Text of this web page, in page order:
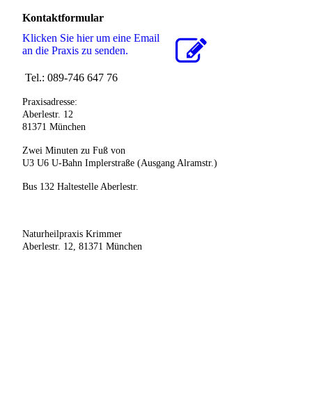
Kontaktformular
Klicken Sie hier um eine Email
an die Praxis zu senden.
Tel.: 089-746 647 76
Praxisadresse:
Aberlestr. 12
81371 München
Zwei Minuten zu Fuß von
U3 U6 U-Bahn Implerstraße (Ausgang Alramstr.)
Bus 132 Haltestelle Aberlestr.
Naturheilpraxis Krimmer
Aberlestr. 12, 81371 München